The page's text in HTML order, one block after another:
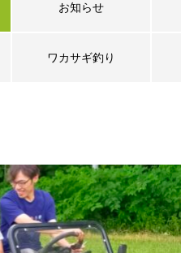
お知らせ
ワカサギ釣り